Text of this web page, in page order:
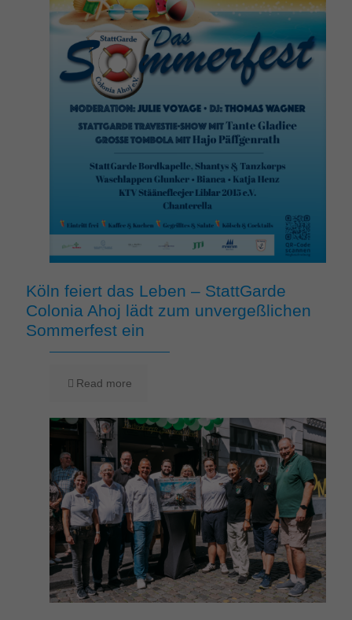
Köln feiert das Leben – StattGarde
Colonia Ahoj lädt zum unvergeßlichen
Sommerfest ein
Read more